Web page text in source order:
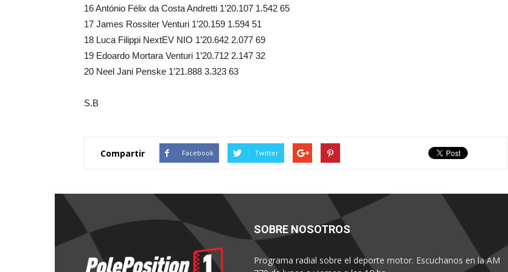
16 António Félix da Costa Andretti 1’20.107 1.542 65
17 James Rossiter Venturi 1’20.159 1.594 51
18 Luca Filippi NextEV NIO 1’20.642 2.077 69
19 Edoardo Mortara Venturi 1’20.712 2.147 32
20 Neel Jani Penske 1’21.888 3.323 63
S.B
Compartir Facebook Twitter
SOBRE NOSOTROS
Programa radial sobre el deporte motor. Escuchanos en la AM